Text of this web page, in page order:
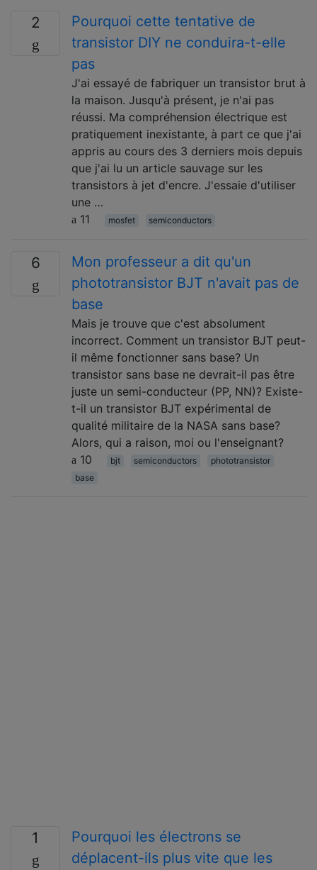
2
Pourquoi cette tentative de
transistor DIY ne conduira-t-elle
pas
J'ai essayé de fabriquer un transistor brut à
la maison. Jusqu'à présent, je n'ai pas
réussi. Ma compréhension électrique est
pratiquement inexistante, à part ce que j'ai
appris au cours des 3 derniers mois depuis
que j'ai lu un article sauvage sur les
transistors à jet d'encre. J'essaie d'utiliser
une …
11
mosfet semiconductors
6
Mon professeur a dit qu'un
phototransistor BJT n'avait pas de
base
Mais je trouve que c'est absolument
incorrect. Comment un transistor BJT peut-
il même fonctionner sans base? Un
transistor sans base ne devrait-il pas être
juste un semi-conducteur (PP, NN)? Existe-
t-il un transistor BJT expérimental de
qualité militaire de la NASA sans base?
Alors, qui a raison, moi ou l'enseignant?
10
bjt semiconductors
phototransistor
base
1
Pourquoi les électrons se
déplacent-ils plus vite que les